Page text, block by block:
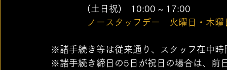
(土日祝)　10:00 ~ 17:00
ノースタッフデー　火曜日・木曜
※諸手続き等は従来通り、スタッフ在中時
※諸手続き締日の5日が祝日の場合は、前